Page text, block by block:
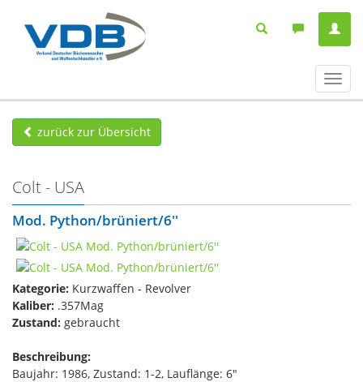
ein-/
zurück zur Übersicht
Colt - USA
Mod. Python/brüniert/6''
Kategorie: Kurzwaffen - Revolver
Kaliber: .357Mag
Zustand: gebraucht
Beschreibung:
Baujahr: 1986, Zustand: 1-2, Lauflänge: 6"